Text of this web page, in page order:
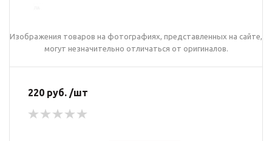
Изображения товаров на фотографиях, представленных на сайте,
могут незначительно отличаться от оригиналов.
220 руб. /шт